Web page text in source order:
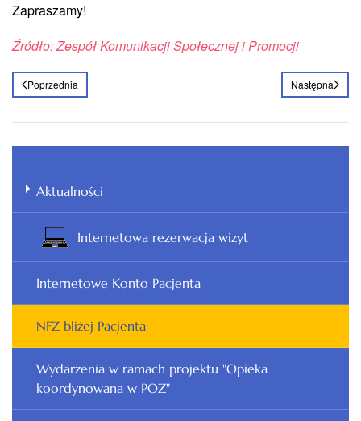
Zapraszamy!
Źródło: Zespół Komunikacji Społecznej i Promocji
Poprzednia Następna
Aktualności
Internetowa rezerwacja wizyt
Internetowe Konto Pacjenta
NFZ bliżej Pacjenta
Wydarzenia w ramach projektu "Opieka
koordynowana w POZ"